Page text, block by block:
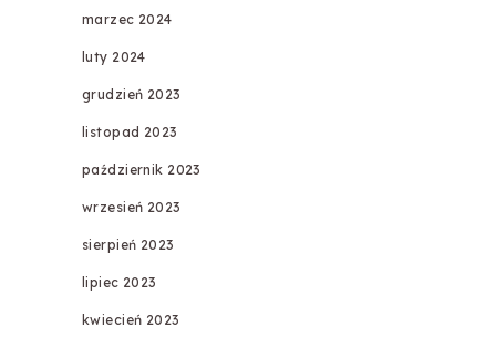
marzec 2024
luty 2024
grudzień 2023
listopad 2023
październik 2023
wrzesień 2023
sierpień 2023
lipiec 2023
kwiecień 2023